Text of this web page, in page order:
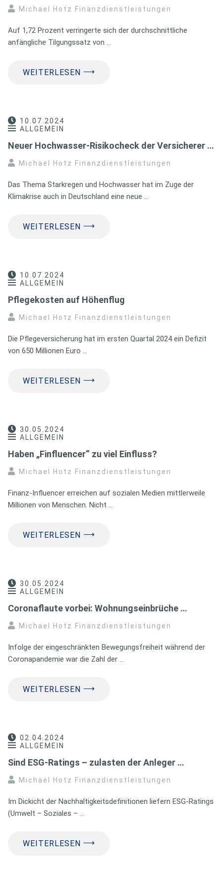
Michael Hotz Finanzdienstleistungen
Auf 1,72 Prozent verringerte sich der durchschnittliche
anfängliche Tilgungssatz von …
WEITERLESEN ⟶
10.07.2024
ALLGEMEIN
Neuer Hochwasser-Risikocheck der Versicherer …
Michael Hotz Finanzdienstleistungen
Das Thema Starkregen und Hochwasser hat im Zuge der
Klimakrise auch in Deutschland eine neue …
WEITERLESEN ⟶
10.07.2024
ALLGEMEIN
Pflegekosten auf Höhenflug
Michael Hotz Finanzdienstleistungen
Die Pflegeversicherung hat im ersten Quartal 2024 ein Defizit
von 650 Millionen Euro …
WEITERLESEN ⟶
30.05.2024
ALLGEMEIN
Haben „Finfluencer“ zu viel Einfluss?
Michael Hotz Finanzdienstleistungen
Finanz-Influencer erreichen auf sozialen Medien mittlerweile
Millionen von Menschen. Nicht …
WEITERLESEN ⟶
30.05.2024
ALLGEMEIN
Coronaflaute vorbei: Wohnungseinbrüche …
Michael Hotz Finanzdienstleistungen
Infolge der eingeschränkten Bewegungsfreiheit während der
Coronapandemie war die Zahl der …
WEITERLESEN ⟶
02.04.2024
ALLGEMEIN
Sind ESG-Ratings – zulasten der Anleger …
Michael Hotz Finanzdienstleistungen
Im Dickicht der Nachhaltigkeitsdefinitionen liefern ESG-Ratings
(Umwelt – Soziales – …
WEITERLESEN ⟶